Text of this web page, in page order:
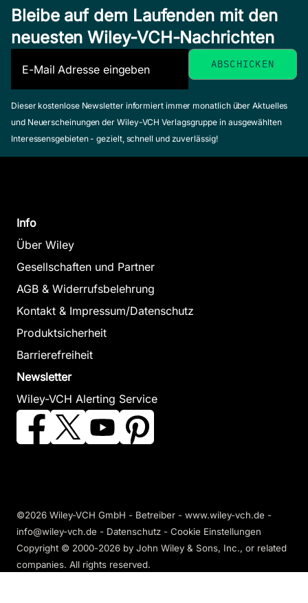
Bleibe auf dem Laufenden mit den
neuesten Wiley-VCH-Nachrichten
Dieser kostenlose Newsletter informiert immer monatlich über Aktuelles
und Neuerscheinungen der Wiley-VCH Verlagsgruppe in ausgewählten
Interessensgebieten - gezielt, schnell und zuverlässig!
Info
Über Wiley
Gesellschaften und Partner
AGB & Widerrufsbelehrung
Kontakt & Impressum/Datenschutz
Produktsicherheit
Barrierefreiheit
Newsletter
Wiley-VCH Alerting Service
©2026 Wiley-VCH GmbH - Betreiber - www.wiley-vch.de -
info@wiley-vch.de - Datenschutz - Cookie Einstellungen
Copyright © 2000-2026 by John Wiley & Sons, Inc., or related
companies. All rights reserved.